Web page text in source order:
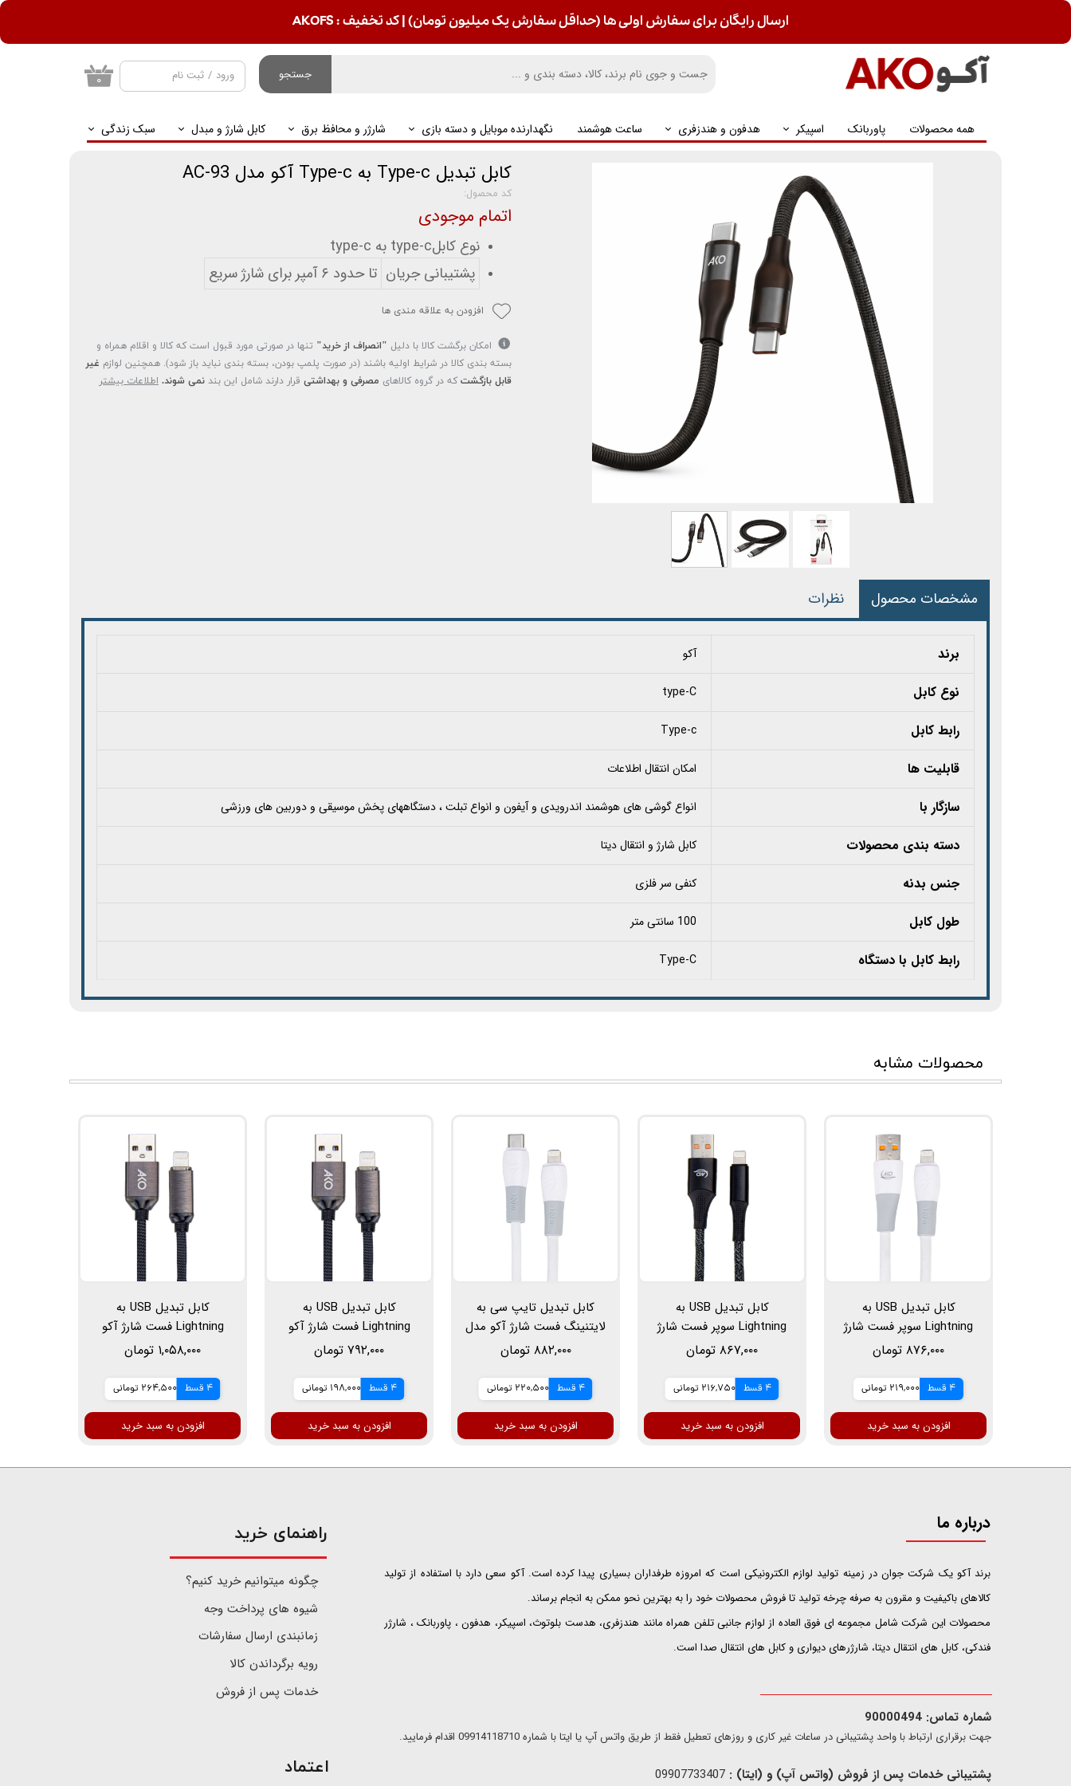
جستجو
همه محصولات پاوربانک اسپیکر هدفون و هندزفری ساعت هوشمند نگهدارنده موبایل و دسته بازی شارژر و محافظ برق کابل شارژ و مبدل سبک زندگی
ورود / ثبت نام
تغییر گذر واژه
۰
ارسال رایگان برای سفارش اولی ها (حداقل سفارش یک میلیون تومان) | کد تخفیف : AKOFS
کابل تبدیل Type-c به Type-c آکو مدل AC-93
کد محصول:
اتمام موجودی
نوع کابلtype-c به type-c
پشتیبانی جریان تا حدود ۶ آمپر برای شارژ سریع
افزودن به علاقه مندی ها
امکان برگشت کالا با دلیل "انصراف از خرید" تنها در صورتی مورد قبول است که کالا و اقلام همراه و
بسته بندی کالا در شرایط اولیه باشند (در صورت پلمپ بودن، بسته بندی نباید باز شود). همچنین لوازم غیر
قابل بازگشت که در گروه کالاهای مصرفی و بهداشتی قرار دارند شامل این بند نمی شوند. اطلاعات بیشتر
مشخصات محصول نظرات
برند آکو
نوع کابل type-C
رابط کابل Type-c
قابلیت ها امکان انتقال اطلاعات
سازگار با انواع گوشی های هوشمند اندرویدی و آیفون و انواع تبلت ، دستگاههای پخش موسیقی و دوربین های ورزشی
دسته بندی محصولات کابل شارژ و انتقال دیتا
جنس بدنه کنفی سر فلزی
طول کابل 100 سانتی متر
رابط کابل با دستگاه Type-C
محصولات مشابه
کابل تبدیل USB به
Lightning سوپر فست شارژ
۸۷۶,۰۰۰ تومان
4 قسط 219,000 تومانی
افزودن به سبد خرید
کابل تبدیل USB به
Lightning سوپر فست شارژ
۸۶۷,۰۰۰ تومان
4 قسط 216,750 تومانی
افزودن به سبد خرید
کابل تبدیل تایپ سی به
لایتنینگ فست شارژ آکو مدل
AC-50، طول 1 متر، 30 وات۸۸۲,۰۰۰ تومان
4 قسط 220,500 تومانی
افزودن به سبد خرید
کابل تبدیل USB به
Lightning فست شارژ آکو
۷۹۲,۰۰۰ تومان
4 قسط 198,000 تومانی
افزودن به سبد خرید
کابل تبدیل USB به
Lightning فست شارژ آکو
۱,۰۵۸,۰۰۰ تومان
4 قسط 264,500 تومانی
افزودن به سبد خرید
درباره ما
​​​​​​​برند آکو یک شرکت جوان در زمینه تولید لوازم الکترونیکی است که امروزه طرفداران بسیاری پیدا کرده است. آکو سعی دارد با استفاده از تولید
کالاهای باکیفیت و مقرون به صرفه چرخه تولید تا فروش محصولات خود را به بهترین نحو ممکن به انجام برساند.
محصولات این شرکت شامل مجموعه ای فوق العاده از لوازم جانبی تلفن همراه مانند هندزفری، هدست بلوتوث، اسپیکر، هدفون ، پاوربانک ، شارژر
فندکی، کابل های انتقال دیتا، شارژرهای دیواری و کابل های انتقال صدا است.
شماره تماس: 90000494
​​جهت برقراری ارتباط با واحد پشتیبانی در ساعات غیر کاری و روزهای تعطیل فقط از طریق واتس آپ یا ایتا با شماره 09914118710 اقدام فرمایید.
پشتیبانی خدمات پس از فروش (واتس آپ) و (ایتا) :
​راهنمای خرید
چگونه میتوانیم خرید کنیم؟
شیوه های پرداخت وجه
زمانبندی ارسال سفارشات
رویه برگرداندن کالا
خدمات پس از فروش
اعتماد